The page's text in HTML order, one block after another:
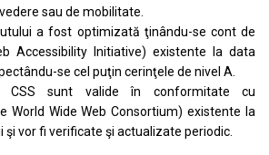
sau de mobilitate.
a fost optimizată ţinându-se cont de
Accessibility Initiative) existente la data
se cel puţin cerinţele de nivel A.
CSS sunt valide în conformitate cu
World Wide Web Consortium) existente la
şi vor fi verificate şi actualizate periodic.